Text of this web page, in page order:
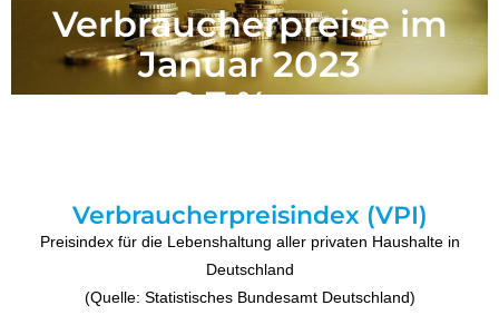
Verbraucherpreise im
Januar 2023
+ 8,7 % zum
Verbraucherpreisindex (VPI)
Preisindex für die Lebenshaltung aller privaten Haushalte in
Deutschland
(Quelle: Statistisches Bundesamt Deutschland)